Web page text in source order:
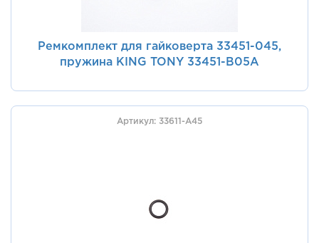
Ремкомплект для гайковерта 33451-045,
пружина KING TONY 33451-B05A
Артикул: 33611-A45